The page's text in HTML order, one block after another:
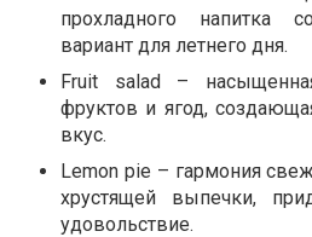
прохладного напитка
вариант для летнего дня.
Fruit salad –
фруктов и ягод,
вкус.
Lemon pie – гармония
хрустящей выпечки,
удовольствие.